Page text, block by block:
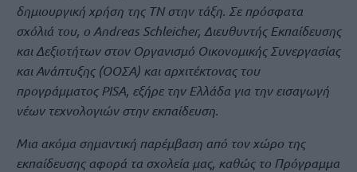
δημιουργική χρήση της ΤΝ στην τάξη. Σε πρόσφατα
σχόλιά του, ο Andreas Schleicher, Διευθυντής Εκπαίδευσης
και Δεξιοτήτων στον Οργανισμό Οικονομικής Συνεργασίας
και Ανάπτυξης (ΟΟΣΑ) και αρχιτέκτονας του
προγράμματος PISA, εξήρε την Ελλάδα για την εισαγωγή
νέων τεχνολογιών στην εκπαίδευση.
Μια ακόμα σημαντική παρέμβαση από τον χώρο της
εκπαίδευσης αφορά τα σχολεία μας, καθώς το Πρόγραμμα